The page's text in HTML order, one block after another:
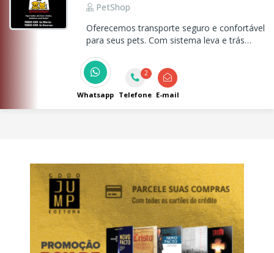
PetShop
Oferecemos transporte seguro e confortável
para seus pets. Com sistema leva e trás
castração, passeios e muito mais. Cuidamos
do seu pet como se fosse nosso! Com
responsabilidade e carinho.
Whatsapp
2
Telefone E-mail